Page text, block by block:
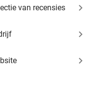
van recensies keyboard_arrow_right
keyboard_arrow_right
keyboard_arrow_right